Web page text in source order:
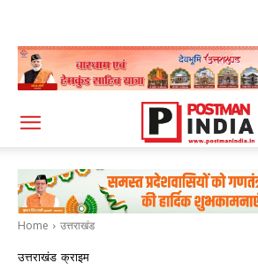
Home उत्तराखंड
उत्तराखंड क्राइम